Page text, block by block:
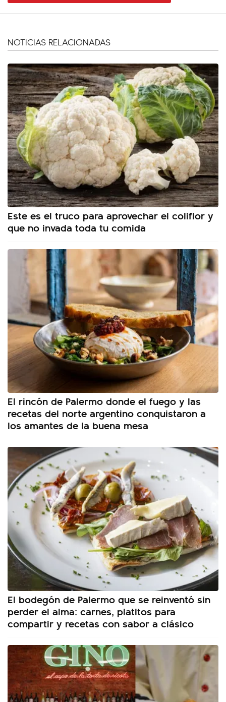
NOTICIAS RELACIONADAS
Este es el truco para aprovechar el coliflor y
que no invada toda tu comida
El rincón de Palermo donde el fuego y las
recetas del norte argentino conquistaron a
los amantes de la buena mesa
El bodegón de Palermo que se reinventó sin
perder el alma: carnes, platitos para
compartir y recetas con sabor a clásico